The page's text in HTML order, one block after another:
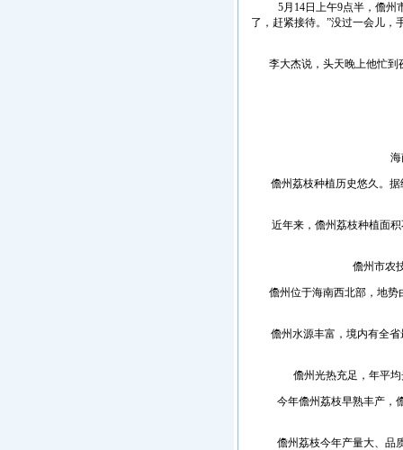
5月14日上午9点半，儋州市
了，赶紧接待。”没过一会儿，
李大杰说，头天晚上他忙到夜
海南
儋州荔枝种植历史悠久。据
近年来，儋州荔枝种植面积
儋州市农技
儋州位于海南西北部，地势由
儋州水源丰富，境内有全省
儋州光热充足，年平均
今年儋州荔枝早熟丰产，儋
儋州荔枝今年产量大、品质